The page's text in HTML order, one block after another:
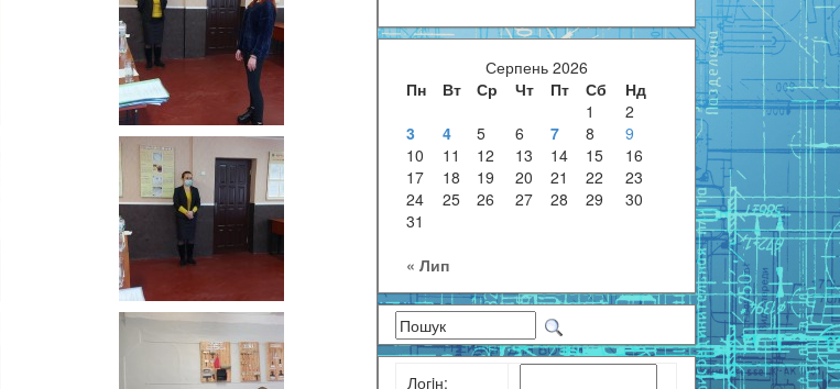
Серпень 2026
Пн
Вт Ср Чт Пт Сб
Нд
1
2
3
4 5 6 7 8
9
10
11 12 13 14 15
16
17
18 19 20 21 22
23
24
25 26 27 28 29
30
31
« Лип
Логiн: